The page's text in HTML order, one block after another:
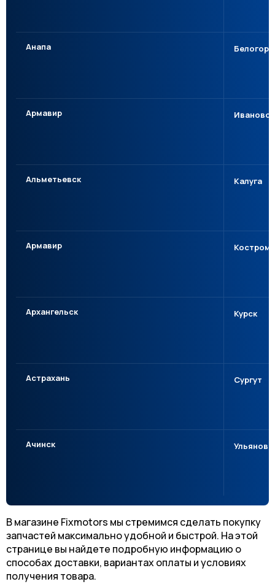
Анапа
Армавир
Альметьевск
Армавир
Архангельск
Астрахань
Ачинск
Иваново
Калуга
Кострома
Курск
Сургут
В магазине Fixmotors мы стремимся сделать покупку
запчастей максимально удобной и быстрой. На этой
странице вы найдете подробную информацию о
способах доставки, вариантах оплаты и условиях
получения товара.